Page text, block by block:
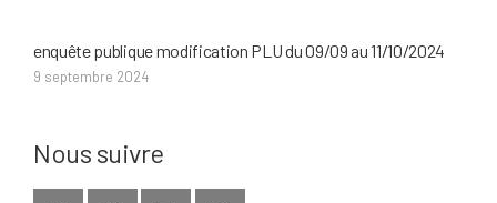
enquête publique modification PLU du 09/09 au 11/10/2024
9 septembre 2024
Nous suivre